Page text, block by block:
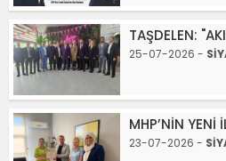
TAŞDELEN:
25-07-2026 -
MHP’NİN YENİ
23-07-2026 -